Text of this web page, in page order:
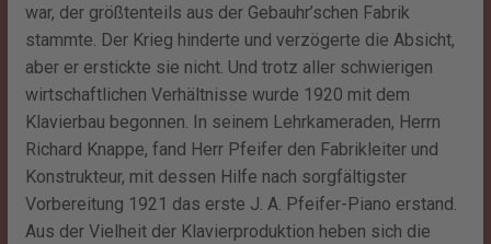
war, der größtenteils aus der Gebauhr’schen Fabrik
stammte. Der Krieg hinderte und verzögerte die Absicht,
aber er erstickte sie nicht. Und trotz aller schwierigen
wirtschaftlichen Verhältnisse wurde 1920 mit dem
Klavierbau begonnen. In seinem Lehrkameraden, Herrn
Richard Knappe, fand Herr Pfeifer den Fabrikleiter und
Konstrukteur, mit dessen Hilfe nach sorgfältigster
Vorbereitung 1921 das erste J. A. Pfeifer-Piano erstand.
Aus der Vielheit der Klavierproduktion heben sich die